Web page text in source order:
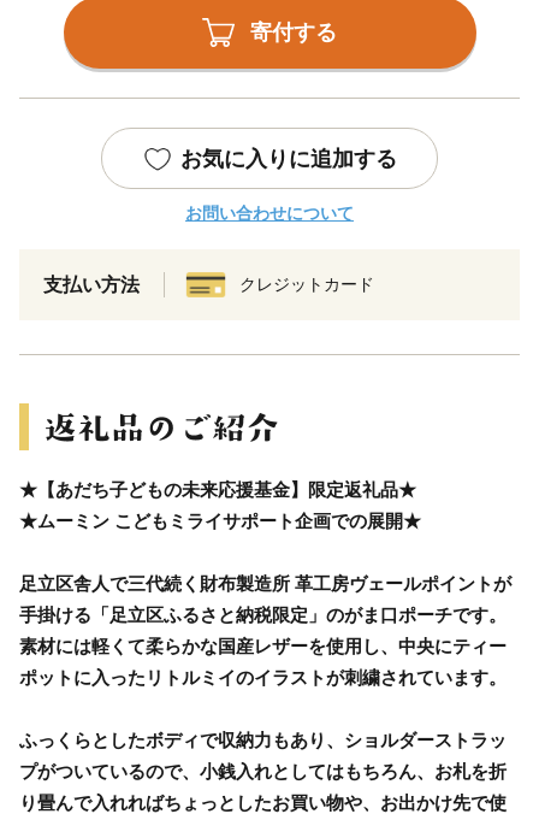
寄付する
お気に入りに追加する
お問い合わせについて
支払い方法 クレジットカード
★【あだち子どもの未来応援基金】限定返礼品★
★ムーミン こどもミライサポート企画での展開★
足立区舎人で三代続く財布製造所 革工房ヴェールポイントが
手掛ける「足立区ふるさと納税限定」のがま口ポーチです。
素材には軽くて柔らかな国産レザーを使用し、中央にティー
ポットに入ったリトルミイのイラストが刺繍されています。
ふっくらとしたボディで収納力もあり、ショルダーストラッ
プがついているので、小銭入れとしてはもちろん、お札を折
り畳んで入れればちょっとしたお買い物や、お出かけ先で使